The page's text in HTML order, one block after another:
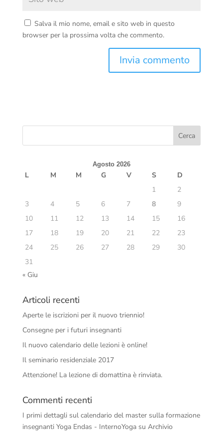
Salva il mio nome, email e sito web in questo
browser per la prossima volta che commento.
Agosto 2026
L M M G V S
D
1
2
3
4 5 6 7 8
9
10
11 12 13 14 15
16
17
18 19 20 21 22
23
24
25 26 27 28 29
30
31
« Giu
Articoli recenti
Aperte le iscrizioni per il nuovo triennio!
Consegne per i futuri insegnanti
Il nuovo calendario delle lezioni è online!
Il seminario residenziale 2017
Attenzione! La lezione di domattina è rinviata.
Commenti recenti
I primi dettagli sul calendario del master sulla formazione
insegnanti Yoga Endas - InternoYogasu Archivio